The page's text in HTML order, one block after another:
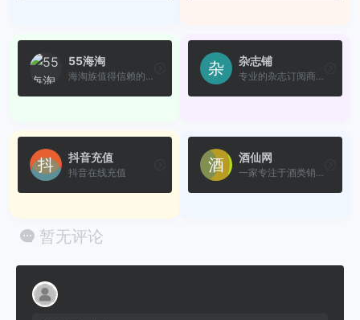
55海淘
海淘族值得信赖的海淘返利网站
杂志铺
专业的杂志订阅商城，订杂志...
抖音充值
抖音在线充值
酒仙网
一家专注于酒类销售的中国领...
暂无评论